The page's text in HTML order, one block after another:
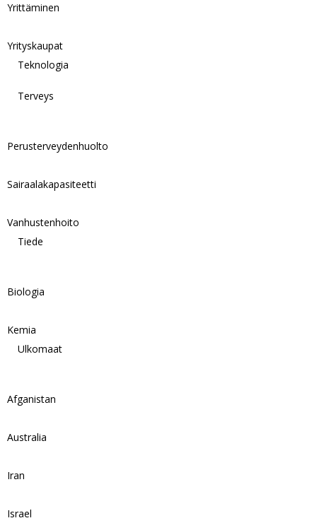
Yrittäminen
Yrityskaupat
Teknologia
Terveys
Perusterveydenhuolto
Sairaalakapasiteetti
Vanhustenhoito
Tiede
Biologia
Kemia
Ulkomaat
Afganistan
Australia
Iran
Israel